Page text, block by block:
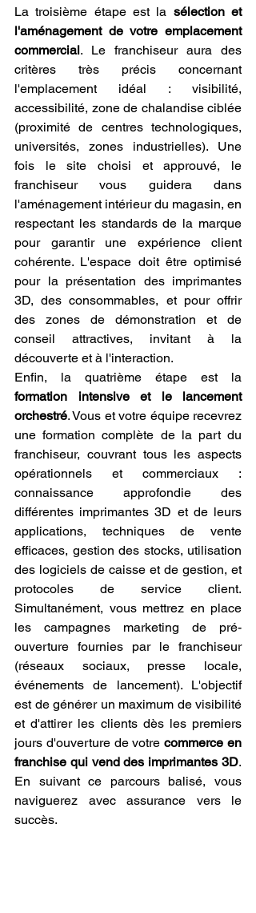
La troisième étape est la sélection et
l'aménagement de votre emplacement
commercial. Le franchiseur aura des
critères très précis concernant
l'emplacement idéal : visibilité,
accessibilité, zone de chalandise ciblée
(proximité de centres technologiques,
universités, zones industrielles). Une
fois le site choisi et approuvé, le
franchiseur vous guidera dans
l'aménagement intérieur du magasin, en
respectant les standards de la marque
pour garantir une expérience client
cohérente. L'espace doit être optimisé
pour la présentation des imprimantes
3D, des consommables, et pour offrir
des zones de démonstration et de
conseil attractives, invitant à la
découverte et à l'interaction.
formation intensive et le lancement
orchestré. Vous et votre équipe recevrez
une formation complète de la part du
franchiseur, couvrant tous les aspects
opérationnels et commerciaux :
connaissance approfondie des
différentes imprimantes 3D et de leurs
applications, techniques de vente
efficaces, gestion des stocks, utilisation
des logiciels de caisse et de gestion, et
protocoles de service client.
Simultanément, vous mettrez en place
les campagnes marketing de pré-
ouverture fournies par le franchiseur
(réseaux sociaux, presse locale,
événements de lancement). L'objectif
est de générer un maximum de visibilité
et d'attirer les clients dès les premiers
jours d'ouverture de votre commerce en
franchise qui vend des imprimantes 3D.
En suivant ce parcours balisé, vous
naviguerez avec assurance vers le
succès.